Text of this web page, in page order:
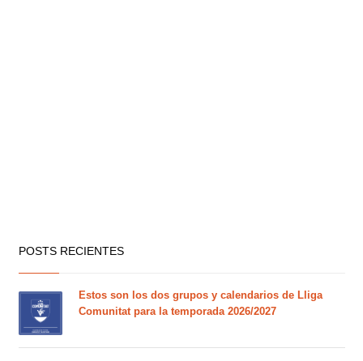
POSTS RECIENTES
Estos son los dos grupos y calendarios de Lliga
Comunitat para la temporada 2026/2027